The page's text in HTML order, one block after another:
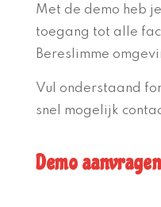
Met de demo heb
toegang tot alle
Bereslimme
Vul onderstaand
snel mogelijk
Demo aanvragen